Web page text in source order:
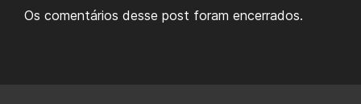
Os comentários desse post foram encerrados.